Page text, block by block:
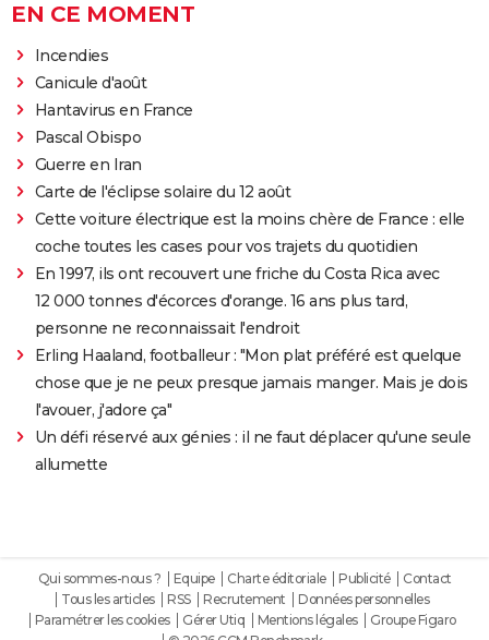
EN CE MOMENT
Incendies
Canicule d'août
Hantavirus en France
Pascal Obispo
Guerre en Iran
Carte de l'éclipse solaire du 12 août
Cette voiture électrique est la moins chère de France : elle
coche toutes les cases pour vos trajets du quotidien
En 1997, ils ont recouvert une friche du Costa Rica avec
12 000 tonnes d'écorces d'orange. 16 ans plus tard,
personne ne reconnaissait l'endroit
Erling Haaland, footballeur : "Mon plat préféré est quelque
chose que je ne peux presque jamais manger. Mais je dois
l'avouer, j'adore ça"
Un défi réservé aux génies : il ne faut déplacer qu'une seule
allumette
Qui sommes-nous ? Equipe Charte éditoriale Publicité
Contact
Tous les articles
RSS Recrutement
Données personnelles
Paramétrer les cookies
Gérer Utiq Mentions légales
Groupe Figaro